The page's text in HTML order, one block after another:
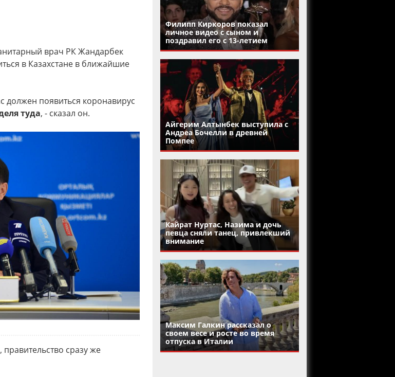
врач РК Жандарбек
в Казахстане в ближайшие
должен появиться коронавирус
туда, - сказал он.
сразу же
Филипп Киркоров показал
личное видео с сыном и
поздравил его с 13-летием
Айгерим Алтынбек выступила с
Андреа Бочелли в древней
Помпее
Кайрат Нуртас, Назима и дочь
певца сняли танец, привлекший
внимание
Максим Галкин рассказал о
своем весе и росте во время
отпуска в Италии